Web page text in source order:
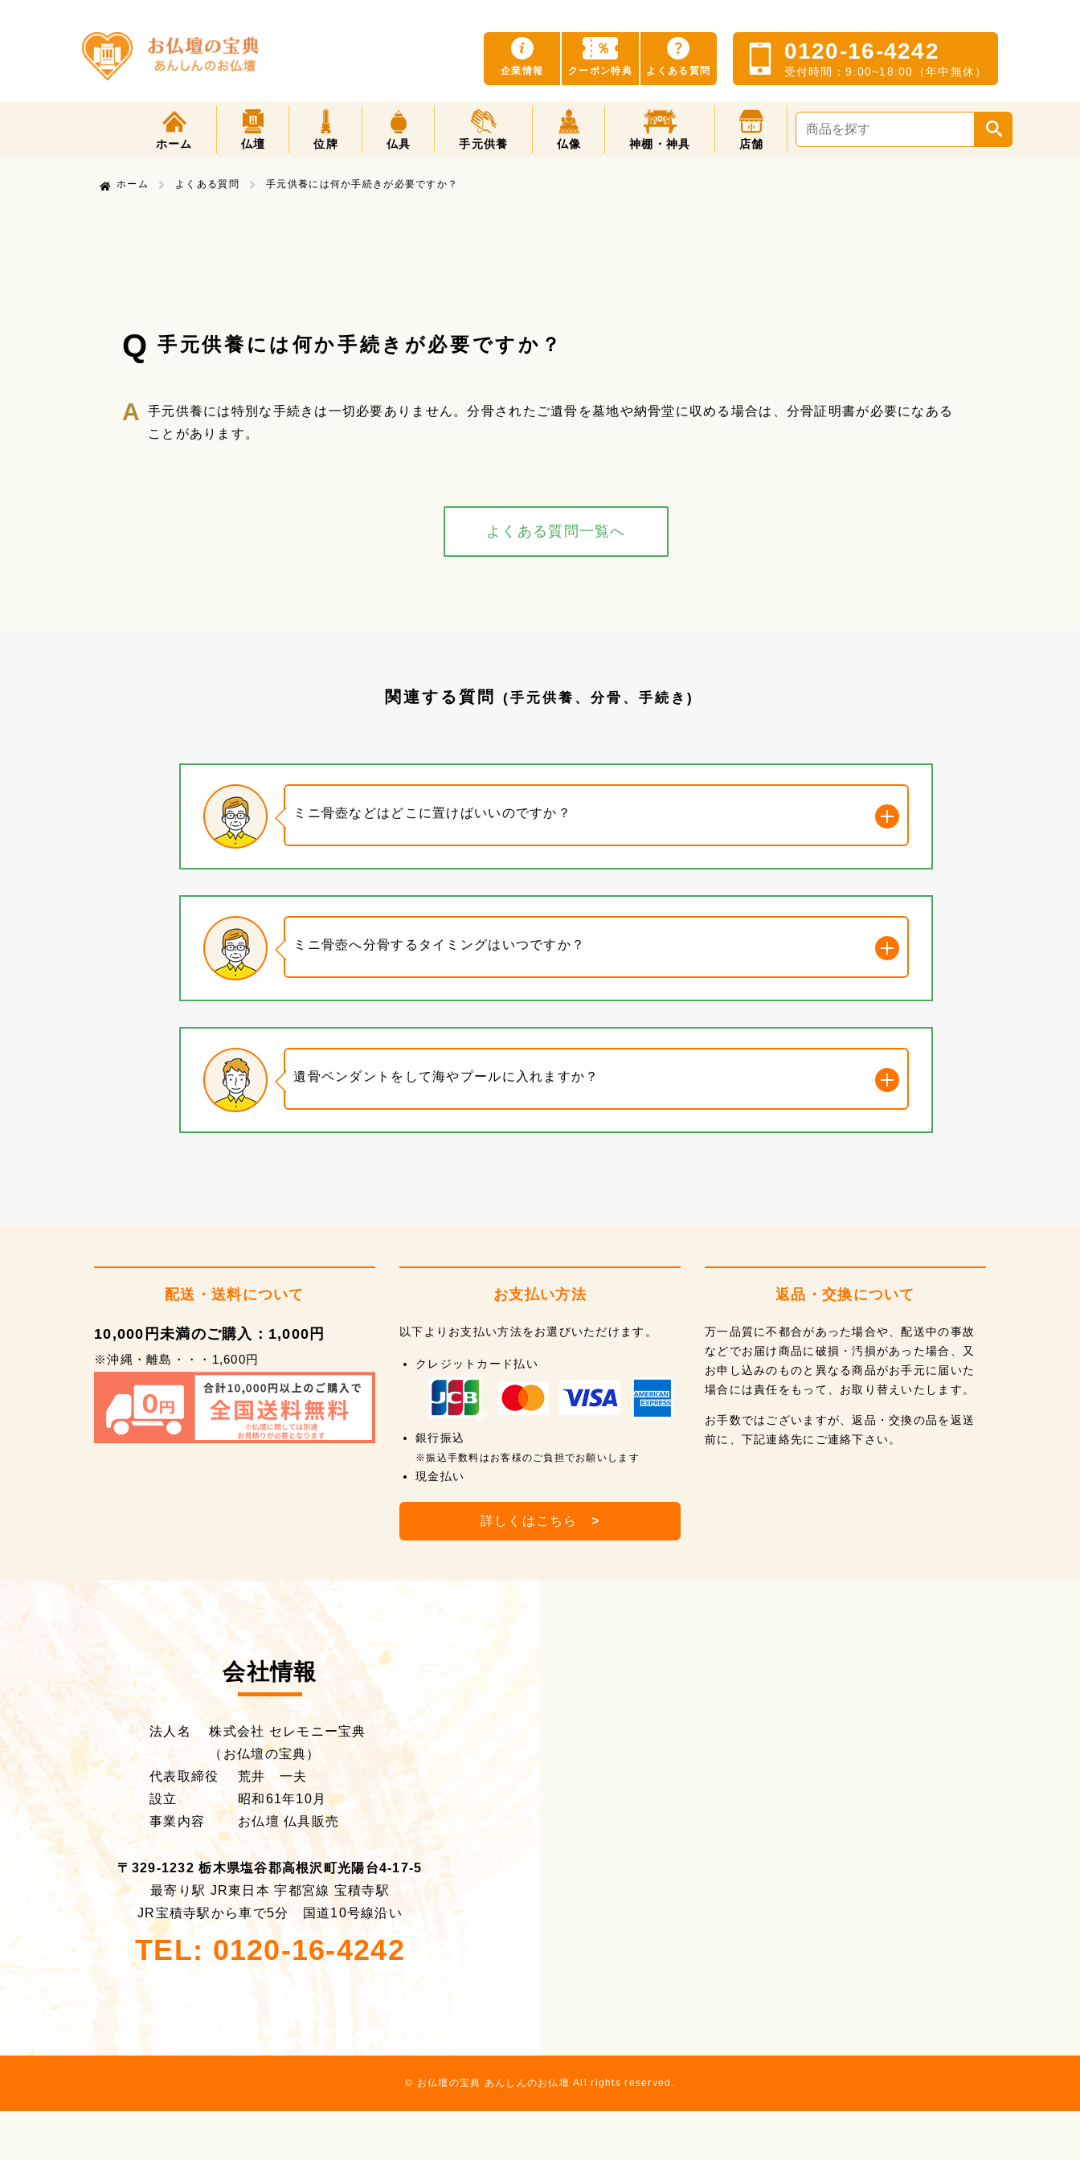
企業情報
％
クーポン特典
？
よくある質問
0120-16-4242
受付時間：9:00~18:00（年中無休）
ホーム 仏壇 位牌 仏具 手元供養 仏像 神棚・神具 店舗
ホーム よくある質問 手元供養には何か手続きが必要ですか？
Q 手元供養には何か手続きが必要ですか？
手元供養には特別な手続きは一切必要ありません。分骨されたご遺骨を墓地や納骨堂に収める場合は、分骨証明書が必要になある
ことがあります。
よくある質問一覧へ
関連する質問(手元供養、分骨、手続き)
ミニ骨壺などはどこに置けばいいのですか？
ミニ骨壺へ分骨するタイミングはいつですか？
遺骨ペンダントをして海やプールに入れますか？
配送・送料について
10,000円未満のご購入：1,000円
※沖縄・離島・・・1,600円
お支払い方法
以下よりお支払い方法をお選びいただけます。
クレジットカード払い
銀行振込
※振込手数料はお客様のご負担でお願いします
現金払い
詳しくはこちら >
返品・交換について
万一品質に不都合があった場合や、配送中の事故
などでお届け商品に破損・汚損があった場合、又
お申し込みのものと異なる商品がお手元に届いた
場合には責任をもって、お取り替えいたします。
お手数ではございますが、返品・交換の品を返送
前に、下記連絡先にご連絡下さい。
会社情報
法人名
株式会社 セレモニー宝典
（お仏壇の宝典）
代表取締役
荒井 一夫
設立
昭和61年10月
事業内容
お仏壇 仏具販売
〒329-1232 栃木県塩谷郡高根沢町光陽台4-17-5
最寄り駅 JR東日本 宇都宮線 宝積寺駅
JR宝積寺駅から車で5分 国道10号線沿い
TEL: 0120-16-4242
© お仏壇の宝典 あんしんのお仏壇 All rights reserved.